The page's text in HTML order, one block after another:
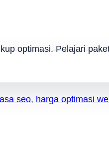
optimasi. Pelajari
seo, harga optimasi